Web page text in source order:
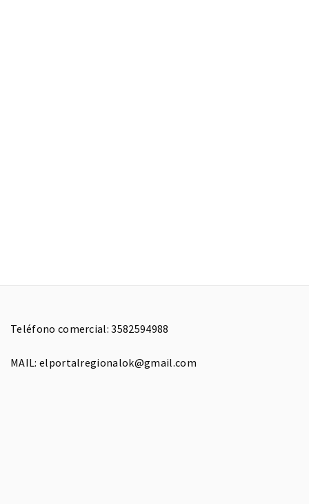
Teléfono comercial: 3582594988
MAIL: elportalregionalok@gmail.com